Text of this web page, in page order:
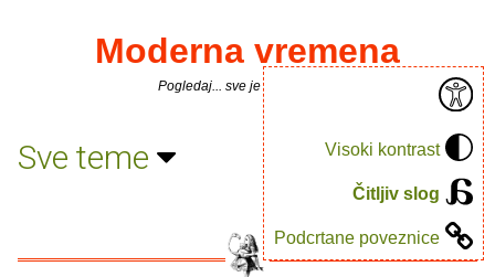
Visoki kontrast
Čitljiv slog
Podcrtane poveznice
Moderna vremena
Pogledaj... sve je puno knjiga.
Sve teme